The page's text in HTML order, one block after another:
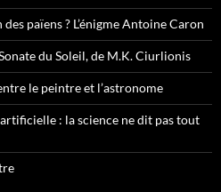
païens ? L’énigme Antoine Caron
du Soleil, de M.K. Ciurlionis
le peintre et l’astronome
: la science ne dit pas tout